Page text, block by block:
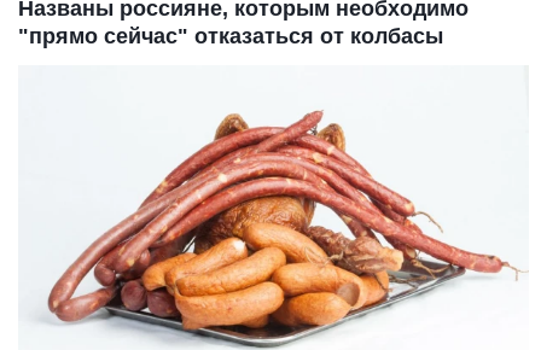
Названы россияне, которым необходимо
"прямо сейчас" отказаться от колбасы